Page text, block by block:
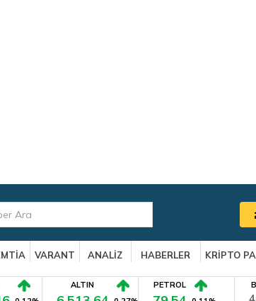
VARANT ANALİZ HABERLER KRİPTO
ALTIN PETROL